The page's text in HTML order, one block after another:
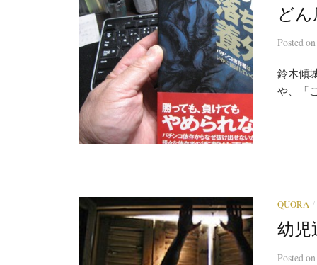
ど
Postedon
鈴木傾
や、「
QUORA /
幼児
Posted on